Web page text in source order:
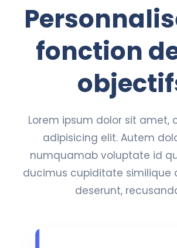
fonction
Lorem ipsum dolor sit amet,
adipisicing elit. Autem
numquamab voluptate id
ducimus cupiditate similique
deserunt,